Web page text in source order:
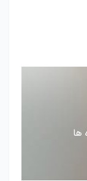
ها